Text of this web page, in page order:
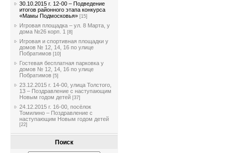
30.10.2015 г. 12-00 – Подведение
итогов районного этапа конкурса
«Мамы Подмосковья» [15]
Игровая площадка – ул. 8 Марта, у
дома №26 корп. 1 [8]
Игровая и спортивная площадки у
домов № 12, 14, 16 по улице
Побратимов [10]
Гостевая бесплатная парковка у
домов № 12, 14, 16 по улице
Побратимов [5]
23.12.2015 г. 14-00, улица Толстого,
13 – Поздравление с наступающим
Новым годом детей [37]
24.12.2015 г. 16-00, посёлок
Томилино – Поздравление с
наступающим Новым годом детей
[22]
Поиск